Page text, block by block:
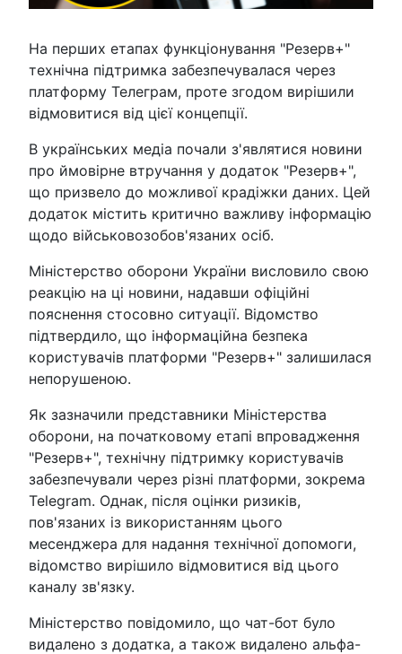
На перших етапах функціонування "Резерв+"
технічна підтримка забезпечувалася через
платформу Телеграм, проте згодом вирішили
відмовитися від цієї концепції.
В українських медіа почали з'являтися новини
про ймовірне втручання у додаток "Резерв+",
що призвело до можливої крадіжки даних. Цей
додаток містить критично важливу інформацію
щодо військовозобов'язаних осіб.
Міністерство оборони України висловило свою
реакцію на ці новини, надавши офіційні
пояснення стосовно ситуації. Відомство
підтвердило, що інформаційна безпека
користувачів платформи "Резерв+" залишилася
непорушеною.
Як зазначили представники Міністерства
оборони, на початковому етапі впровадження
"Резерв+", технічну підтримку користувачів
забезпечували через різні платформи, зокрема
Telegram. Однак, після оцінки ризиків,
пов'язаних із використанням цього
месенджера для надання технічної допомоги,
відомство вирішило відмовитися від цього
каналу зв'язку.
Міністерство повідомило, що чат-бот було
видалено з додатка, а також видалено альфа-